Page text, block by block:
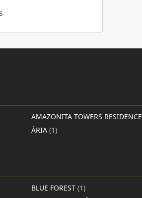
AMAZONITA TOWERS RESIDENCE
ÁRIA (1)
BLUE FOREST (1)